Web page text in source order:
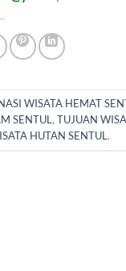
WISATA HEMAT
SENTUL , TUJUAN
HUTAN SENTUL.